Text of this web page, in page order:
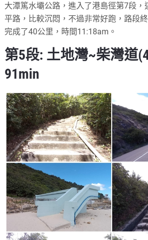
大潭篤水壩公路，進入了港島徑第7段，
平路，比較沉悶，不過非常好跑，路段
完成了40公里，時間11:18am。
第5段: 土地灣~柴灣道
91min